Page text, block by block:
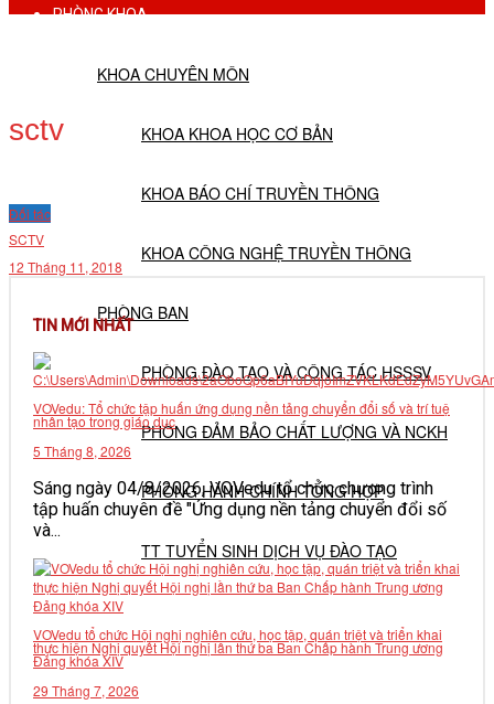
PHÒNG KHOA
KHOA CHUYÊN MÔN
KHOA KHOA HỌC CƠ BẢN
KHOA BÁO CHÍ TRUYỀN THÔNG
KHOA CÔNG NGHỆ TRUYỀN THÔNG
PHÒNG BAN
PHÒNG ĐÀO TẠO VÀ CÔNG TÁC HSSSV
PHÒNG ĐẢM BẢO CHẤT LƯỢNG VÀ NCKH
PHÒNG HÀNH CHÍNH TỔNG HỢP
TT TUYỂN SINH DỊCH VỤ ĐÀO TẠO
NGHIÊN CỨU KHOA HỌC
VĂN BẢN
sctv
Đối tác
SCTV
12 Tháng 11, 2018
TIN MỚI NHẤT
VOVedu: Tổ chức tập huấn ứng dụng nền tảng chuyển đổi số và trí tuệ
nhân tạo trong giáo dục
5 Tháng 8, 2026
Sáng ngày 04/8/2026, VOVedu tổ chức chương trình
tập huấn chuyên đề "Ứng dụng nền tảng chuyển đổi số
và...
VOVedu tổ chức Hội nghị nghiên cứu, học tập, quán triệt và triển khai
thực hiện Nghị quyết Hội nghị lần thứ ba Ban Chấp hành Trung ương
Đảng khóa XIV
29 Tháng 7, 2026